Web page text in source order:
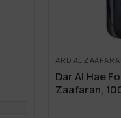
ARD AL
Dar Al Hae
Zaafaran,